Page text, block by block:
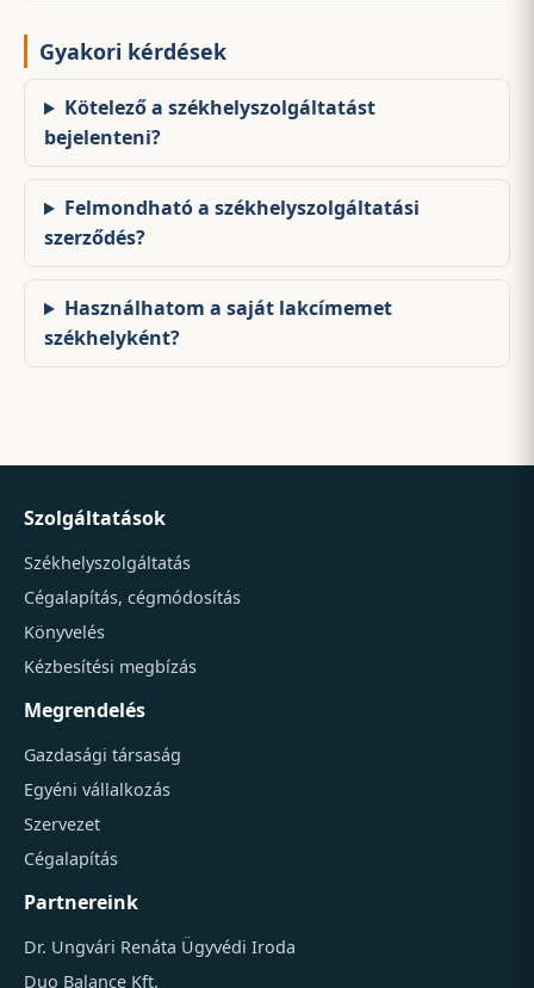
Gyakori kérdések
Kötelező a székhelyszolgáltatást
bejelenteni?
Felmondható a székhelyszolgáltatási
szerződés?
Használhatom a saját lakcímemet
székhelyként?
Szolgáltatások
Székhelyszolgáltatás
Cégalapítás, cégmódosítás
Könyvelés
Kézbesítési megbízás
Megrendelés
Gazdasági társaság
Egyéni vállalkozás
Szervezet
Cégalapítás
Partnereink
Dr. Ungvári Renáta Ügyvédi Iroda
Duo Balance Kft.